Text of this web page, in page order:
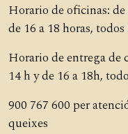
Horario de oficinas: de
de 16 a 18 horas,
Horario de entrega de
14 h y de 16 a 18h,
900 767 600 per
queixes